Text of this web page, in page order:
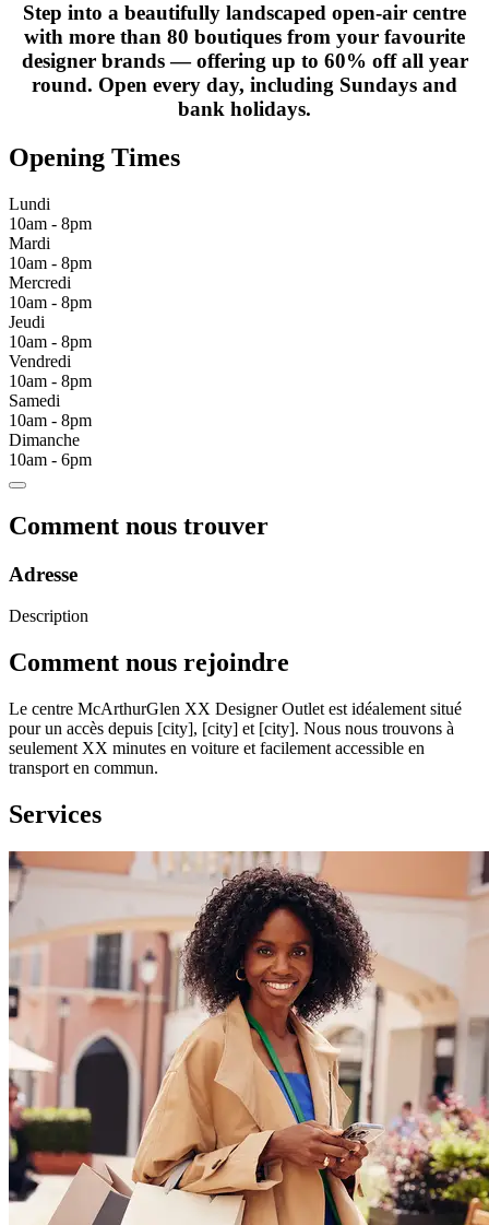
Step into a beautifully landscaped open-air centre
with more than 80 boutiques from your favourite
designer brands — offering up to 60% off all year
round. Open every day, including Sundays and
bank holidays.
Opening Times
Lundi
10am - 8pm
Mardi
10am - 8pm
Mercredi
10am - 8pm
Jeudi
10am - 8pm
Vendredi
10am - 8pm
Samedi
10am - 8pm
Dimanche
10am - 6pm
Comment nous trouver
Adresse
Description
Comment nous rejoindre
Le centre McArthurGlen XX Designer Outlet est idéalement situé
pour un accès depuis [city], [city] et [city]. Nous nous trouvons à
seulement XX minutes en voiture et facilement accessible en
transport en commun.
Services